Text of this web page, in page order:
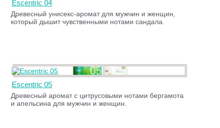
Escentric 04
Древесный унисекс-аромат для мужчин и женщин,
который дышит чувственными нотами сандала.
Escentric 05
Древесный аромат с цитрусовыми нотами бергамота
и апельсина для мужчин и женщин.